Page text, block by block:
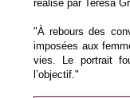
réalisé par Teresa
"À rebours des
imposées aux
vies. Le portrait
l’objectif."